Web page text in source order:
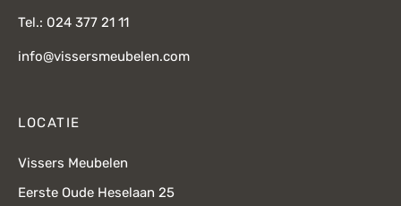
Tel.: 024 377 21 11
info@vissersmeubelen.com
LOCATIE
Vissers Meubelen
Eerste Oude Heselaan 25